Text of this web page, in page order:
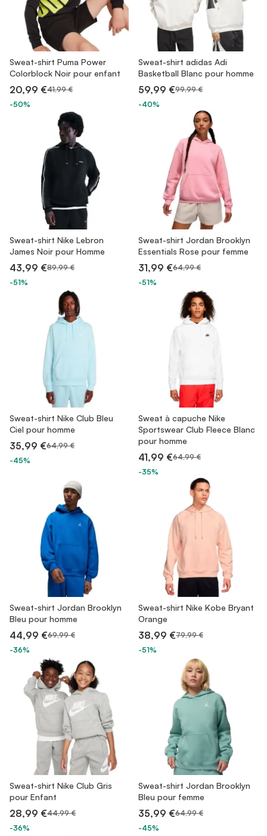
Sweat-shirt Puma Power
Colorblock Noir pour enfant
20,99 €41,99 €
-50%
Sweat-shirt adidas Adi
Basketball Blanc pour homme
59,99 €99,99 €
-40%
Sweat-shirt Nike Lebron
James Noir pour Homme
43,99 €89,99 €
-51%
Sweat-shirt Jordan Brooklyn
Essentials Rose pour femme
31,99 €64,99 €
-51%
Sweat-shirt Nike Club Bleu
Ciel pour homme
35,99 €64,99 €
-45%
Sweat à capuche Nike
Sportswear Club Fleece Blanc
pour homme
41,99 €64,99 €
-35%
Sweat-shirt Jordan Brooklyn
Bleu pour homme
44,99 €69,99 €
-36%
Sweat-shirt Nike Kobe Bryant
Orange
38,99 €79,99 €
-51%
Sweat-shirt Nike Club Gris
pour Enfant
28,99 €44,99 €
-36%
Sweat-shirt Jordan Brooklyn
Bleu pour femme
35,99 €64,99 €
-45%